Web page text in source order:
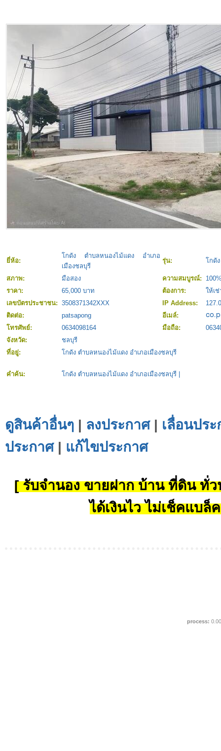
ยี่ห้อ:
โกดัง ตำบลหนองไม้แดง อำเภอ
เมืองชลบุรี
รุ่น: โกดั
สภาพ: มือสอง ความสมบูรณ์:
ราคา:
65,000 บาท ต้องการ:
ให้เช่
เลขบัตรประชาชน: 3508371342XXX IP Address:
ติดต่อ:
patsapong
อีเมล์:
โทรศัพย์:
0634098164 มือถือ:
จังหวัด:
ชลบุรี
ที่อยู่:
โกดัง ตำบลหนองไม้แดง อำเภอเมืองชลบุรี
คำค้น: โกดัง ตำบลหนองไม้แดง อำเภอเมืองชลบุรี
ดูสินค้าอื่นๆ | ลงประกาศ| เลื่อนปร
ประกาศ| แก้ไขประกาศ
[ รับจำนอง ขายฝาก บ้าน ที่ดิน ทั่ว
ได้เงินไว ไม่เช็คแบล็
process: